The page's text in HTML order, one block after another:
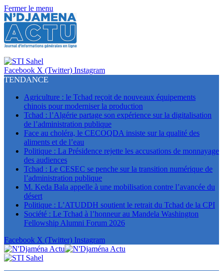
Fermer le menu
Facebook X (Twitter) Instagram
TENDANCE
Agriculture : le Tchad reçoit de nouveaux équipements
chinois pour moderniser la production
Tchad : l’Algérie partage son expérience sur la digitalisation
de l’administration publique
Face au choléra, le CECOQDA insiste sur la qualité des
aliments et de l’eau
Politique : La Présidence rejette les accusations de monnayage
des audiences
Tchad : Le CESEC se penche sur la transition numérique de
l’administration publique
M. Keda Bala appelle à une mobilisation contre l’avancée du
désert
Politique : L’ATUDDH soutient le retrait du Tchad de la CPI
Société : Le Tchad à l’honneur au Mandela Washington
Fellowship Alumni Forum 2026
Facebook X (Twitter) Instagram